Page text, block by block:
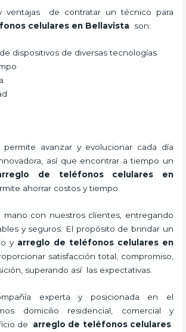
ventajas de contratar un técnico para
celulares en Bellavista son:
dispositivos de diversas tecnologías
permite avanzar y evolucionar cada día
así que encontrar a tiempo un
de teléfonos celulares
en
ahorrar costos y tiempo.
mano con nuestros clientes, entregando
y seguros. El propósito de brindar un
y arreglo de teléfonos celulares en
satisfacción total, compromiso,
superando así las expectativas.
experta y posicionada en el
domicilio residencial, comercial y
de arreglo de teléfonos celulares